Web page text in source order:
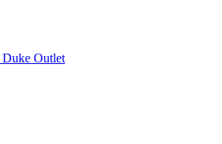
Duke Outlet